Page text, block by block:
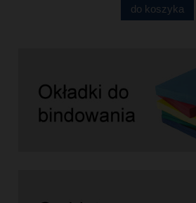
do koszyka